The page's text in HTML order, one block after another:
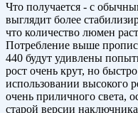
Что получается - с
выглядит более
что количество люмен
Потребление выше
440 будут удивлены
рост очень крут, но
использовании высокого
очень приличного света,
старой версии наключника